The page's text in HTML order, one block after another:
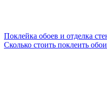
Поклейка обоев и отделка
Сколько стоить поклеить